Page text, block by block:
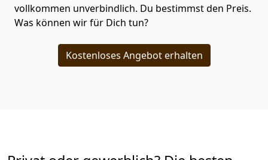
vollkommen unverbindlich. Du bestimmst den Preis.
Was können wir für Dich tun?
Kostenloses Angebot erhalten